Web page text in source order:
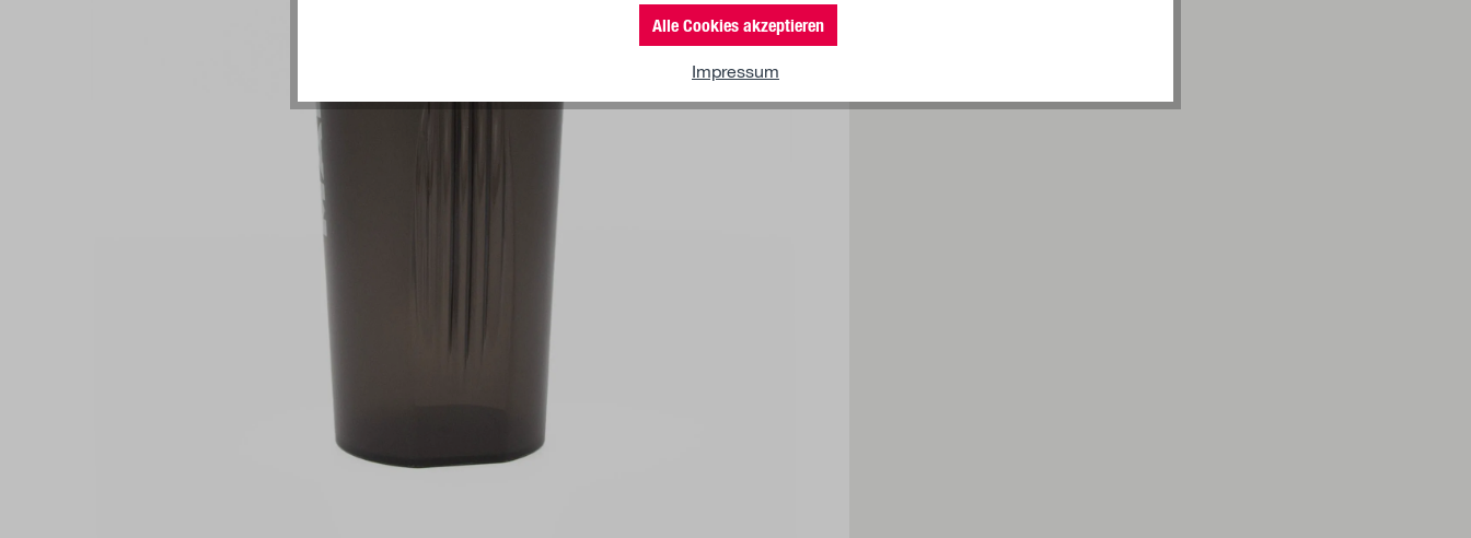
Alle Cookies akzeptieren
Impressum